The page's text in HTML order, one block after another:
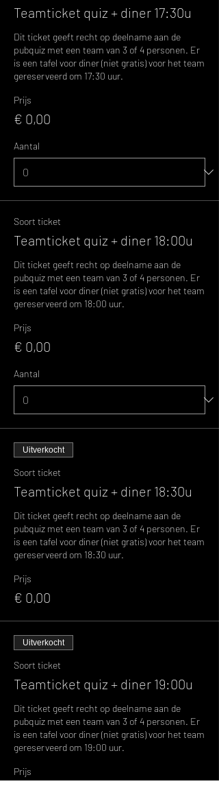
Teamticket quiz + diner 17:30u
Dit ticket geeft recht op deelname aan de
pubquiz met een team van 3 of 4 personen. Er
is een tafel voor diner (niet gratis) voor het team
gereserveerd om 17:30 uur.
Prijs
€ 0,00
Aantal
Soort ticket
Teamticket quiz + diner 18:00u
Dit ticket geeft recht op deelname aan de
pubquiz met een team van 3 of 4 personen. Er
is een tafel voor diner (niet gratis) voor het team
gereserveerd om 18:00 uur.
Prijs
€ 0,00
Aantal
Uitverkocht
Soort ticket
Teamticket quiz + diner 18:30u
Dit ticket geeft recht op deelname aan de
pubquiz met een team van 3 of 4 personen. Er
is een tafel voor diner (niet gratis) voor het team
gereserveerd om 18:30 uur.
Prijs
€ 0,00
Uitverkocht
Soort ticket
Teamticket quiz + diner 19:00u
Dit ticket geeft recht op deelname aan de
pubquiz met een team van 3 of 4 personen. Er
is een tafel voor diner (niet gratis) voor het team
gereserveerd om 19:00 uur.
Prijs